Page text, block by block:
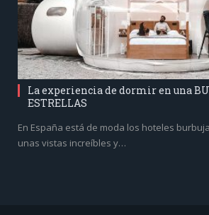
La experiencia de dormir en una
ESTRELLAS
En España está de moda los hoteles
unas vistas increíbles y…